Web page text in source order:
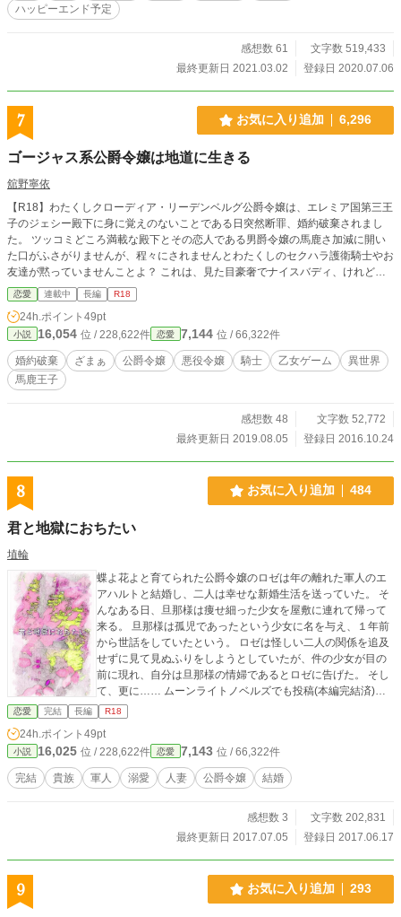
ハッピーエンド予定
感想数 61
文字数 519,433
最終更新日 2021.03.02
登録日 2020.07.06
7 お気に入り追加 6,296
ゴージャス系公爵令嬢は地道に生きる
舘野寧依
【R18】わたくしクローディア・リーデンベルグ公爵令嬢は、エレミア国第三王
子のジェシー殿下に身に覚えのないことである日突然断罪、婚約破棄されまし
た。 ツッコミどころ満載な殿下とその恋人である男爵令嬢の馬鹿さ加減に開い
た口がふさがりませんが、程々にされませんとわたくしのセクハラ護衛騎士やお
友達が黙っていませんことよ？ これは、見た目豪奢でナイスバディ、けれど中
味堅実なご令嬢が周囲にツッコミつつも振り回される物語である。
恋愛 連載中 長編 R18
24h.ポイント 49pt
小説 16,054 位 / 228,622件 恋愛 7,144 位 / 66,322件
婚約破棄 ざまぁ 公爵令嬢 悪役令嬢 騎士 乙女ゲーム
異世界
馬鹿王子
感想数 48
文字数 52,772
最終更新日 2019.08.05
登録日 2016.10.24
8 お気に入り追加 484
君と地獄におちたい
埴輪
蝶よ花よと育てられた公爵令嬢のロゼは年の離れた軍人のエ
アハルトと結婚し、二人は幸せな新婚生活を送っていた。 そ
んなある日、旦那様は痩せ細った少女を屋敷に連れて帰って
来る。 旦那様は孤児であったという少女に名を与え、１年前
から世話をしていたという。 ロゼは怪しい二人の関係を追及
せずに見て見ぬふりをしようとしていたが、件の少女が目の
前に現れ、自分は旦那様の情婦であるとロゼに告げた。 そし
て、更に…… ムーンライトノベルズでも投稿(本編完結済)さ
れています。 人によっては不愉快な描写が多く、胸糞注意で
す。 全３７話予定。
恋愛 完結 長編 R18
24h.ポイント 49pt
小説 16,025 位 / 228,622件 恋愛 7,143 位 / 66,322件
完結 貴族 軍人 溺愛 人妻 公爵令嬢 結婚
感想数 3
文字数 202,831
最終更新日 2017.07.05
登録日 2017.06.17
9 お気に入り追加 293